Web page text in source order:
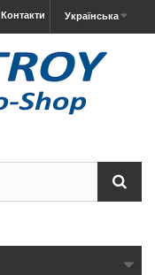
Українська
Контакти